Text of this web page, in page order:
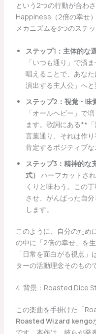
という2つの行動が合わ
Happiness（2倍の幸せ
メカニズムを3つのステッ
ステップ1：主体的な
「いつも通り」で済
唱えることで、あな
演出する主人公」へと
ステップ2：視覚・味
「オールヘビー」で
ます。歌詞にある**
言葉通り、それは作
肯定するポジティブな
ステップ3：精神的な
式） ハーフカットさ
くりと味わう。この
させ、がんばった自
します。
このように、自分のため
の中に「2倍の幸せ」を
「日常を面白がる視点
ターの活動理念そのもの
4. 背景：Roasted Dice
この楽曲を手掛けた「
Roasted Wizard kengo